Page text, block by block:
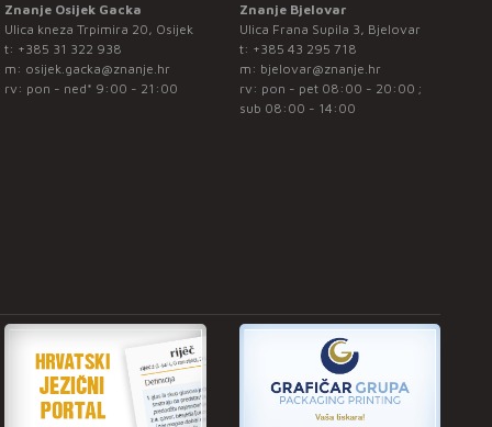
Znanje Osijek Gacka
Ulica kneza Trpimira 20, Osijek
t: +385 31 322 938
m: osijek.gacka@znanje.hr
rv: pon - ned* 9:00 - 21:00
Znanje Bjelovar
Ulica Frana Supila 3, Bjelovar
t: +385 43 295 718
m: bjelovar@znanje.hr
rv: pon - pet 08:00 - 20:00 ;
sub 08:00 - 14:00